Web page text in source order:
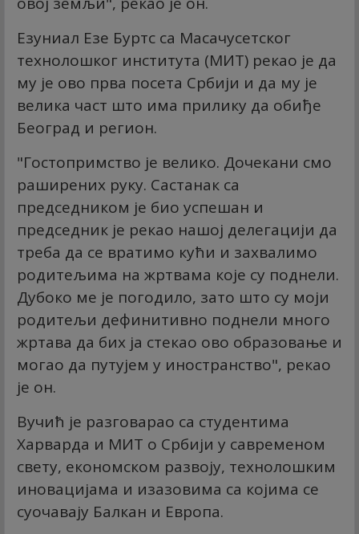
Езуниал Езе Буртс са Масачусетског
технолошког института (МИТ) рекао је да
му је ово прва посета Србији и да му је
велика част што има прилику да обиђе
Београд и регион.
"Гостопримство је велико. Дочекани смо
раширених руку. Састанак са
председником је био успешан и
председник је рекао нашој делегацији да
треба да се вратимо кући и захвалимо
родитељима на жртвама које су поднели.
Дубоко ме је погодило, зато што су моји
родитељи дефинитивно поднели много
жртава да бих ја стекао ово образовање и
могао да путујем у иностранство", рекао
је он.
Вучић је разговарао са студентима
Харварда и МИТ о Србији у савременом
свету, економском развоју, технолошким
иновацијама и изазовима са којима се
суочавају Балкан и Европа.